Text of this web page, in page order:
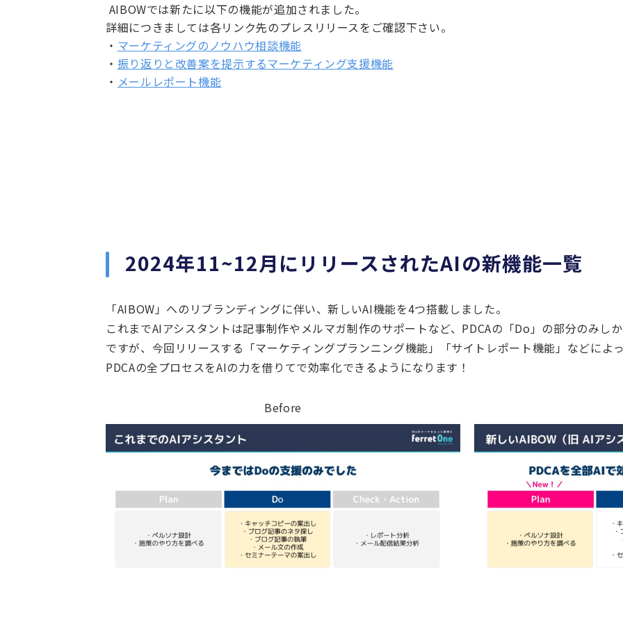
AIBOWでは新たに以下の機能が追加されました。
詳細につきましては各リンク先のプレスリリースをご確認下さい。
・ マーケティングのノウハウ相談機能
・ 振り返りと改善案を提示するマーケティング支援機能
・ メールレポート機能
2024年11~12月にリリースされたAIの新機能一覧
「AIBOW」へのリブランディングに伴い、新しいAI機能を4つ搭載しました。
これまでAIアシスタントは記事制作やメルマガ制作のサポートなど、PDCAの「Do」の部分のみし
ですが、今回リリースする「マーケティングプランニング機能」「サイトレポート機能」などによっ
PDCAの全プロセスをAIの力を借りてで効率化できるようになります！
Before